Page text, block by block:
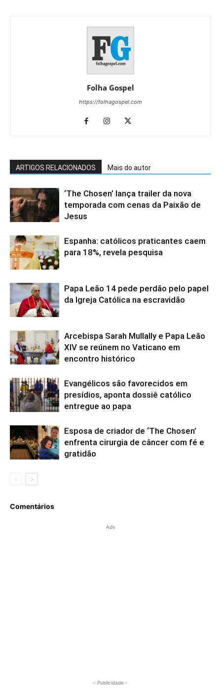
Folha Gospel
https://folhagospel.com
ARTIGOS RELACIONADOS Mais do autor
‘The Chosen’ lança trailer da nova
temporada com cenas da Paixão de
Jesus
Espanha: católicos praticantes caem
para 18%, revela pesquisa
Papa Leão 14 pede perdão pelo papel
da Igreja Católica na escravidão
Arcebispa Sarah Mullally e Papa Leão
XIV se reúnem no Vaticano em
encontro histórico
Evangélicos são favorecidos em
presídios, aponta dossiê católico
entregue ao papa
Esposa de criador de ‘The Chosen’
enfrenta cirurgia de câncer com fé e
gratidão
Comentários
Ads
- Publicidade -